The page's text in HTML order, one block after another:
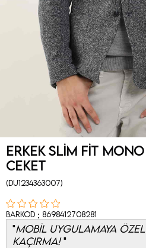
Erkek Slim Fit
Ceket
(DU1234363007)
Barkod : 8698412708281
MOBİL UYGULAMAYA
KAÇIRMA!